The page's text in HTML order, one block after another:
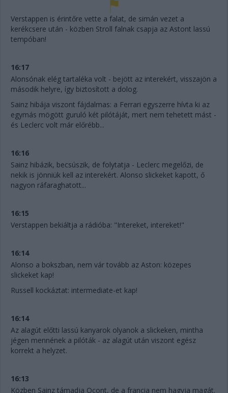
Verstappen is érintőre vette a falat, de simán vezet a
kerékcsere után - közben Stroll falnak csapja az Astont lassú
tempóban!
16:17
Alonsónak elég tartaléka volt - bejött az interekért, visszajön a
második helyre, így biztosított a dolog.
Sainz hibája viszont fájdalmas: a Ferrari egyszerre hívta ki az
egymás mögött guruló két pilótáját, mert nem tehetett mást -
és Leclerc volt már előrébb...
16:16
Sainz hibázik, becsúszik, de folytatja - Leclerc megelőzi, de
nekik is jönniük kell az interekért. Alonso slickeket kapott, ő
nagyon ráfaraghatott...
16:15
Verstappen bekiáltja a rádióba: "Intereket, intereket!"
16:14
Alonso a bokszban, nem vár tovább az Aston: közepes
slickeket kap!
Russell kockáztat: intermediate-et kap!
16:14
Az alagút előtti lassú kanyarok olyanok a slickeken, mintha
jégen mennének a pilóták - az alagút után viszont egész
korrekt a helyzet.
16:13
Közben Sainz támadja Ocont, de a francia nem hagyja magát.